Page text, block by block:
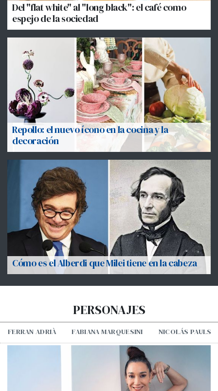
Repollo: el nuevo ícono en la cocina y la
decoración
Del "flat white" al "long black": el café como
espejo de la sociedad
Cómo es el Alberdi que Milei tiene en la cabeza
PERSONAJES
FERRAN ADRIÀ FABIANA MARQUESINI NICOLÁS PAULS